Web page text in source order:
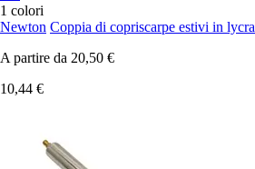
1 colori
Newton Coppia di copriscarpe estivi in lycra
A partire da 20,50 €
10,44 €